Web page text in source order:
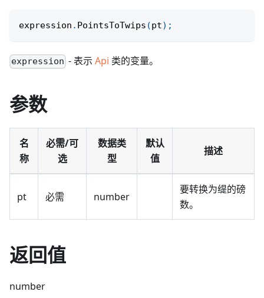
expression . PointsToTwips (pt) ;
expression - 表示Api 类的变量。
参数
名
称
必需/可
选
数据类
型
默认
值
描述
pt 必需 number
要转换为缇的磅
数。
返回值
number